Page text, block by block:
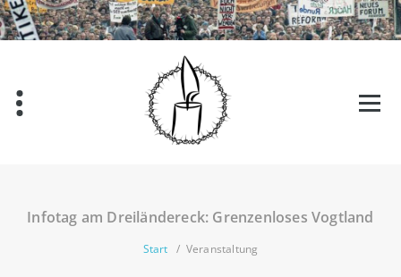
Zum
Inhalt
springen
Infotag am Dreiländereck: Grenzenloses Vogtland
Start / Veranstaltung